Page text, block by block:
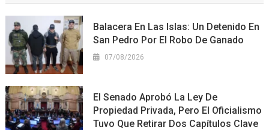
Balacera En Las Islas: Un Detenido En
San Pedro Por El Robo De Ganado
07/08/2026
El Senado Aprobó La Ley De
Propiedad Privada, Pero El Oficialismo
Tuvo Que Retirar Dos Capítulos Clave